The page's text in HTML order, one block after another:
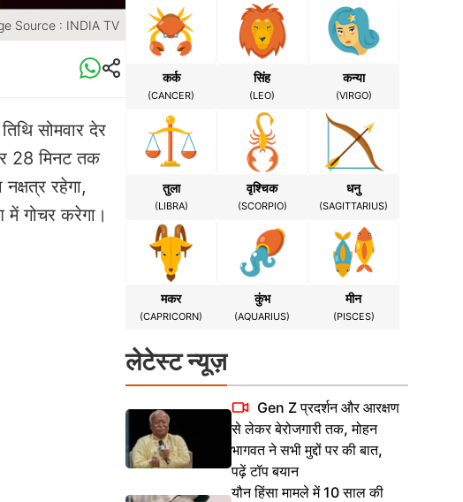
Source : INDIA TV
सोमवार देर
28 मिनट तक
रहेगा,
गोचर करेगा।
कर्क
(CANCER)
सिंह
(LEO)
कन्या
(VIRGO)
तुला
(LIBRA)
वृश्चिक
(SCORPIO)
धनु
(SAGITTARIUS)
मकर
(CAPRICORN)
कुंभ
(AQUARIUS)
मीन
(PISCES)
लेटेस्ट न्यूज़
Gen Z प्रदर्शन और आरक्षण
से लेकर बेरोजगारी तक, मोहन
भागवत ने सभी मुद्दों पर की बात,
पढ़ें टॉप बयान
यौन हिंसा मामले में 10 साल की